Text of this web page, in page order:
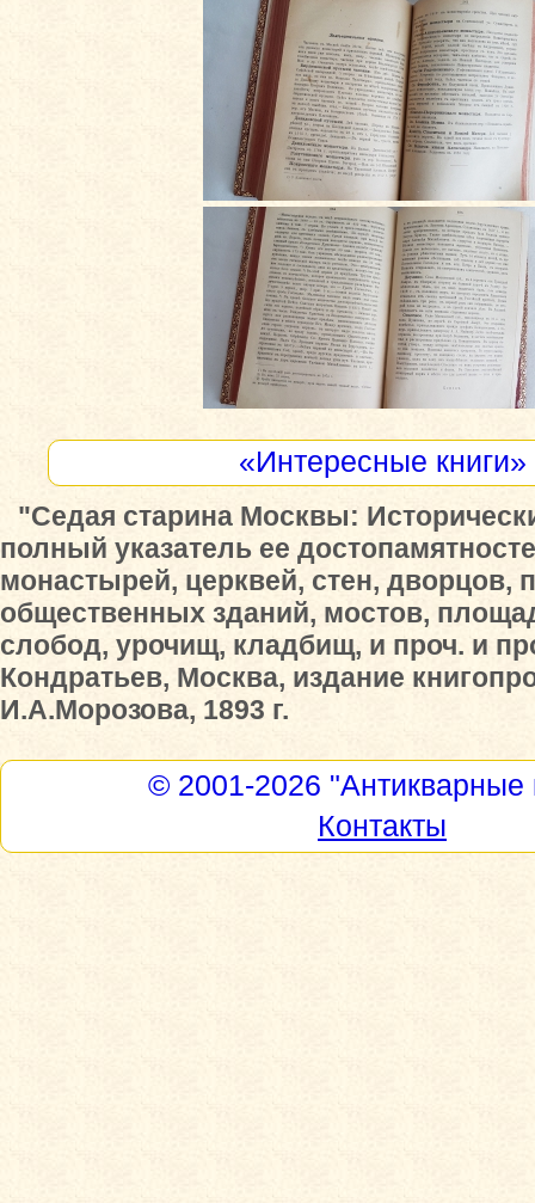
«Интересные книги»
"Седая старина Москвы:
полный указатель ее
монастырей, церквей, стен, дворцов,
общественных зданий, мостов,
слобод, урочищ, кладбищ, и проч. и
Кондратьев, Москва, издание
И.А.Морозова, 1893 г.
© 2001-2026 "Антикварные
Контакты